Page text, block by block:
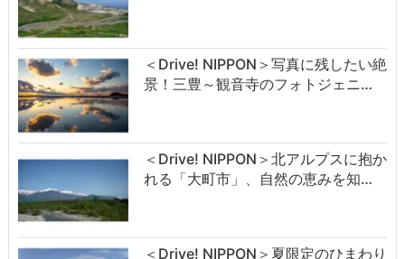
＜Drive! NIPPON＞写真に残したい絶
景！三豊～観音寺のフォトジェニ…
＜Drive! NIPPON＞北アルプスに抱か
れる「大町市」、自然の恵みを知…
＜Drive! NIPPON＞夏限定のひまわり